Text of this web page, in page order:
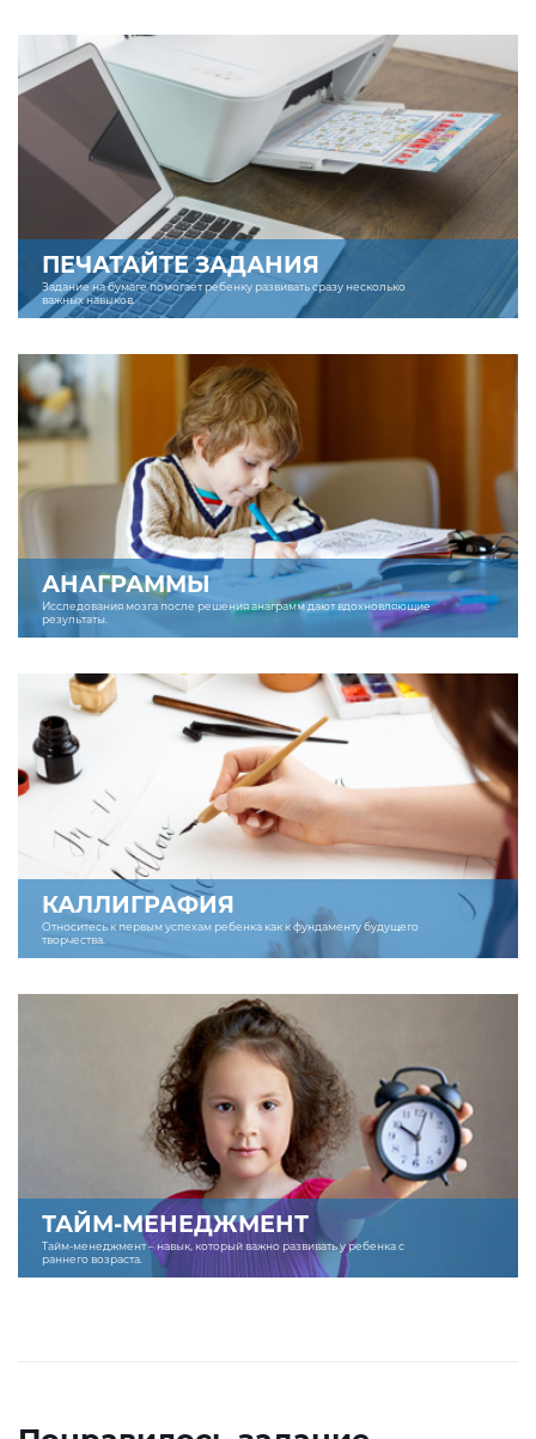
ПЕЧАТАЙТЕ ЗАДАНИЯ
Задание на бумаге помогает ребенку развивать сразу несколько
важных навыков.
АНАГРАММЫ
Исследования мозга после решения анаграмм дают вдохновляющие
результаты.
КАЛЛИГРАФИЯ
Относитесь к первым успехам ребенка как к фундаменту будущего
творчества.
ТАЙМ-МЕНЕДЖМЕНТ
Тайм-менеджмент – навык, который важно развивать у ребенка с
раннего возраста.